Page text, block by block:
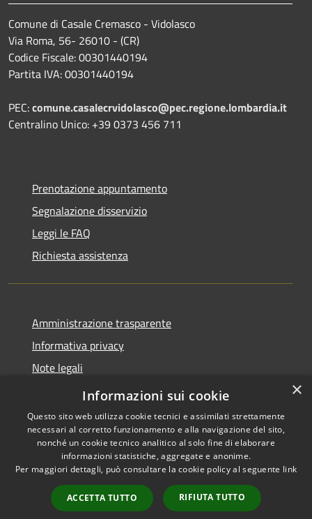
Comune di Casale Cremasco - Vidolasco
Via Roma, 56- 26010 - (CR)
Codice Fiscale: 00301440194
Partita IVA: 00301440194
PEC:comune.casalecrvidolasco@pec.regione.lombardia.it
Centralino Unico: +39 0373 456 711
Prenotazione appuntamento
Segnalazione disservizio
Leggi le FAQ
Richiesta assistenza
Amministrazione trasparente
Informativa privacy
Note legali
Dichiarazione di accessibilità
Accessibilità
Copyright © 2026 • Comune di
Casale Cremasco-Vidolasco •
Powered byMunicipium
Accesso redazione
×
Informazioni sui cookie
Questo sito web utilizza cookie tecnici e assimilati strettamente
necessari al corretto funzionamento e alla navigazione del sito,
nonché un cookie tecnico analitico al solo fine di elaborare
informazioni statistiche, aggregate e anonime.
Per maggiori dettagli, può consultare la cookie policy al seguente link
ACCETTA TUTTO RIFIUTA TUTTO